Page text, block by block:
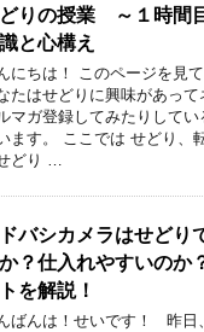
りの授業 ～１時間
と心構え
にちは！ このページを見
たはせどりに興味があって
マガ登録してみたりしてい
ます。 ここでは せどり、
どり …
バシカメラはせどり
？仕入れやすいのか
を解説！
ばんは！せいです！ 昨日